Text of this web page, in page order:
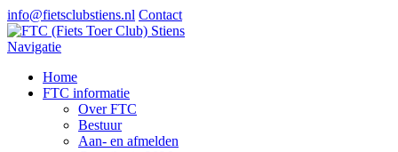
info@fietsclubstiens.nl Contact
Navigatie
Home
FTC informatie
Over FTC
Bestuur
Aan- en afmelden